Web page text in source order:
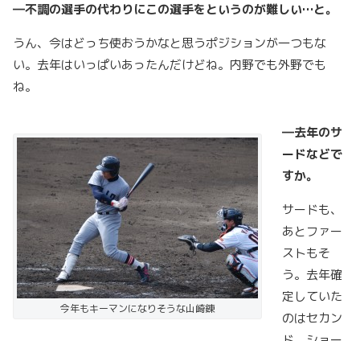
―不調の選手の代わりにこの選手をというのが難しい…と。
うん、今はどっち使おうかなと思うポジションが一つもな
い。去年はいっぱいあったんだけどね。内野でも外野でも
ね。
今年もキーマンになりそうな山崎錬
―去年のサ
ードなどで
すか。
サードも、
あとファー
ストもそ
う。去年確
定していた
のはセカン